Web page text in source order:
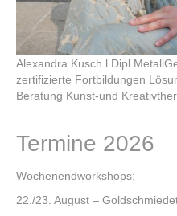
Alexandra Kusch l
zertifizierte Fortbildungen
Beratung Kunst-und
Termine 2026
Wochenendworkshops:
22./23. August –